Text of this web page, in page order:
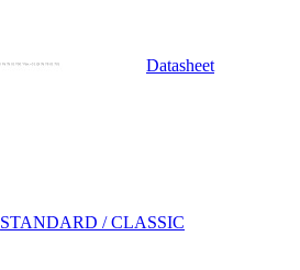
Datasheet
STANDARD / CLASSIC